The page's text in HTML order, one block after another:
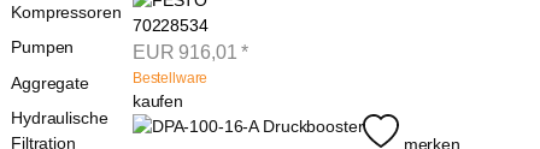
70228534
EUR 916,01 *
Bestellware
kaufen
merken
Kompressoren
Pumpen
Aggregate
Hydraulische
Filtration